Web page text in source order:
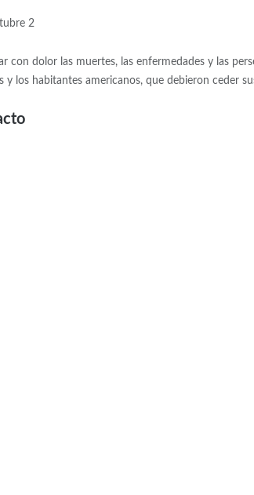
con dolor las muertes, las enfermedades y las
y los habitantes americanos, que debieron ceder